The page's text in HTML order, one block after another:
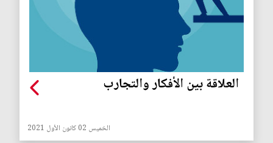
العلاقة بين الأفكار والتجارب
الخميس 02 كانون الأول 2021